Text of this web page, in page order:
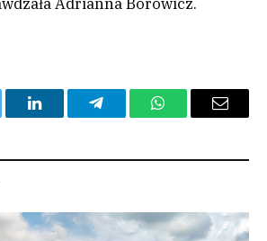
LinkedInTelegramWhatsAppEmail